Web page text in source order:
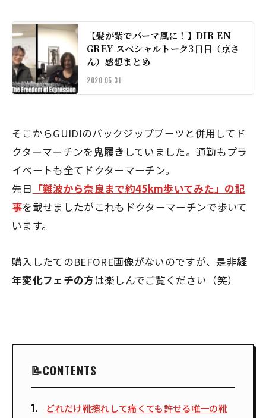
【髪が紫でパーマ風に！】DIR EN
GREY スペシャルトーク3日目（京さ
ん）感想まとめ
2020.05.31
そこからGUIDIのバックジップブーツと併用してド
クターマーチンを鬼履き していました。通勤もプラ
イベートも全てドクターマーチン。
先日 「難波から奈良まで約45km歩いてみた」の記
事を載せましたがこれもドクターマーチンで歩いて
います。
購入したてのBEFORE画像がないのですが、是非経
年変化フェチの方は楽しんでご覧ください（笑）
CONTENTS
どれだけ靴擦れして痛くても許せる唯一の靴